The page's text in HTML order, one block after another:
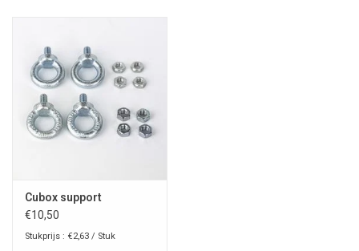
Cubox support
€10,50
Stukprijs : €2,63 / Stuk